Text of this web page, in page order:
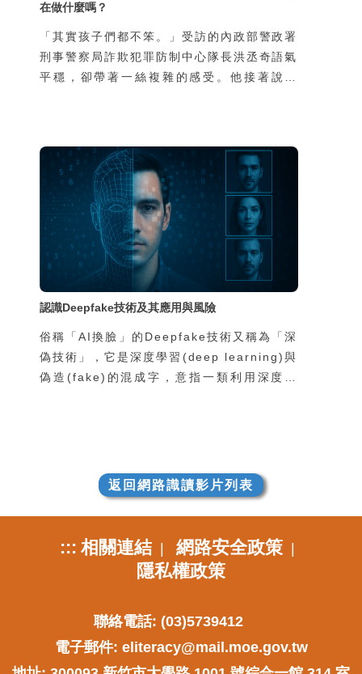
在做什麼嗎？
「其實孩子們都不笨。」受訪的內政部警政署
刑事警察局詐欺犯罪防制中心隊長洪丞奇語氣
平穩，卻帶著一絲複雜的感受。他接著說：
到兩成，其餘八成都是再普通不過的家庭，家
裡沒有特別辛苦，也不是因為缺錢。」那為什
麼這些學生還要冒險去從事這樣的違法行為
呢？
認識Deepfake技術及其應用與風險
俗稱「AI換臉」的Deepfake技術又稱為「深
偽技術」，它是深度學習(deep learning)與
偽造(fake)的混成字，意指一類利用深度學
上，因此各種相關的善意或惡意的應用方式層
出不窮，迫使這個世界必須嚴肅看待
Deepfake技術帶來的巨大衝擊。
返回網路識讀影片列表
::: 相關連結| 網路安全政策|
隱私權政策
聯絡電話: (03)5739412
電子郵件: eliteracy@mail.moe.gov.tw